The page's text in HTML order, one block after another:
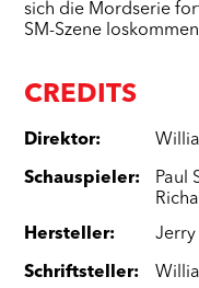
sich die Mordserie
SM-Szene
CREDITS
Direktor:
Schauspieler: Paul
Hersteller:
Schriftsteller: